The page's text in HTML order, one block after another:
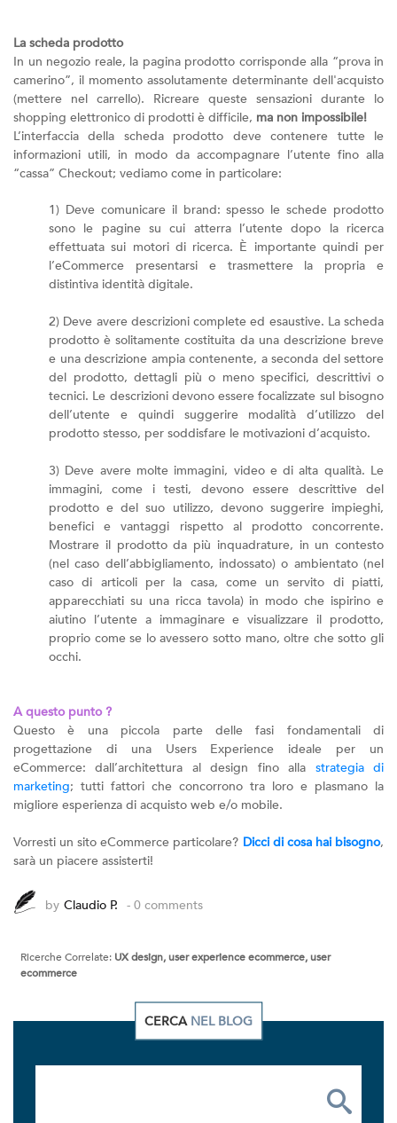
La scheda prodotto
In un negozio reale, la pagina prodotto corrisponde alla “prova in
camerino”, il momento assolutamente determinante dell'acquisto
(mettere nel carrello). Ricreare queste sensazioni durante lo
shopping elettronico di prodotti è difficile, ma non impossibile!
L’interfaccia della scheda prodotto deve contenere tutte le
informazioni utili, in modo da accompagnare l’utente fino alla
“cassa” Checkout; vediamo come in particolare:
1) Deve comunicare il brand: spesso le schede prodotto
sono le pagine su cui atterra l’utente dopo la ricerca
effettuata sui motori di ricerca. È importante quindi per
l’eCommerce presentarsi e trasmettere la propria e
distintiva identità digitale.
2) Deve avere descrizioni complete ed esaustive. La scheda
prodotto è solitamente costituita da una descrizione breve
e una descrizione ampia contenente, a seconda del settore
del prodotto, dettagli più o meno specifici, descrittivi o
tecnici. Le descrizioni devono essere focalizzate sul bisogno
dell’utente e quindi suggerire modalità d’utilizzo del
prodotto stesso, per soddisfare le motivazioni d’acquisto.
3) Deve avere molte immagini, video e di alta qualità. Le
immagini, come i testi, devono essere descrittive del
prodotto e del suo utilizzo, devono suggerire impieghi,
benefici e vantaggi rispetto al prodotto concorrente.
Mostrare il prodotto da più inquadrature, in un contesto
(nel caso dell’abbigliamento, indossato) o ambientato (nel
caso di articoli per la casa, come un servito di piatti,
apparecchiati su una ricca tavola) in modo che ispirino e
aiutino l’utente a immaginare e visualizzare il prodotto,
proprio come se lo avessero sotto mano, oltre che sotto gli
occhi.
A questo punto ?
Questo è una piccola parte delle fasi fondamentali di
progettazione di una Users Experience ideale per un
eCommerce: dall’architettura al design fino alla strategia di
marketing; tutti fattori che concorrono tra loro e plasmano la
migliore esperienza di acquisto web e/o mobile.
Vorresti un sito eCommerce particolare? Dicci di cosa hai bisogno,
sarà un piacere assisterti!
by Claudio P. - 0 comments
Ricerche Correlate: UX design, user experience ecommerce, user
ecommerce
CERCA NEL BLOG